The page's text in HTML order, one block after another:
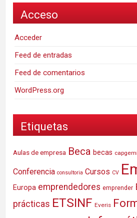
Acceso
Acceder
Feed de entradas
Feed de comentarios
WordPress.org
Etiquetas
Aulas de empresa Beca becas
Conferencia consultoria Cursos CV
Europa emprendedores emprender
prácticas ETSINF Everis